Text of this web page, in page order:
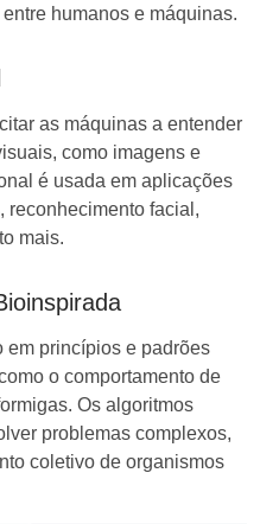
humanos e máquinas.
as máquinas a entender
como imagens e
é usada em aplicações
reconhecimento facial,
mais.
em princípios e padrões
o comportamento de
Os algoritmos
problemas complexos,
coletivo de organismos